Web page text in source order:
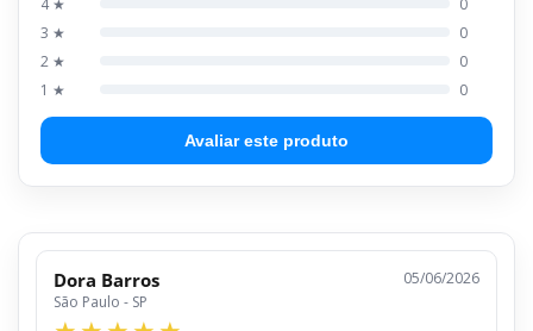
3 ★
0
2 ★
0
1 ★
0
Avaliar este produto
Dora Barros
São Paulo - SP
05/06/2026